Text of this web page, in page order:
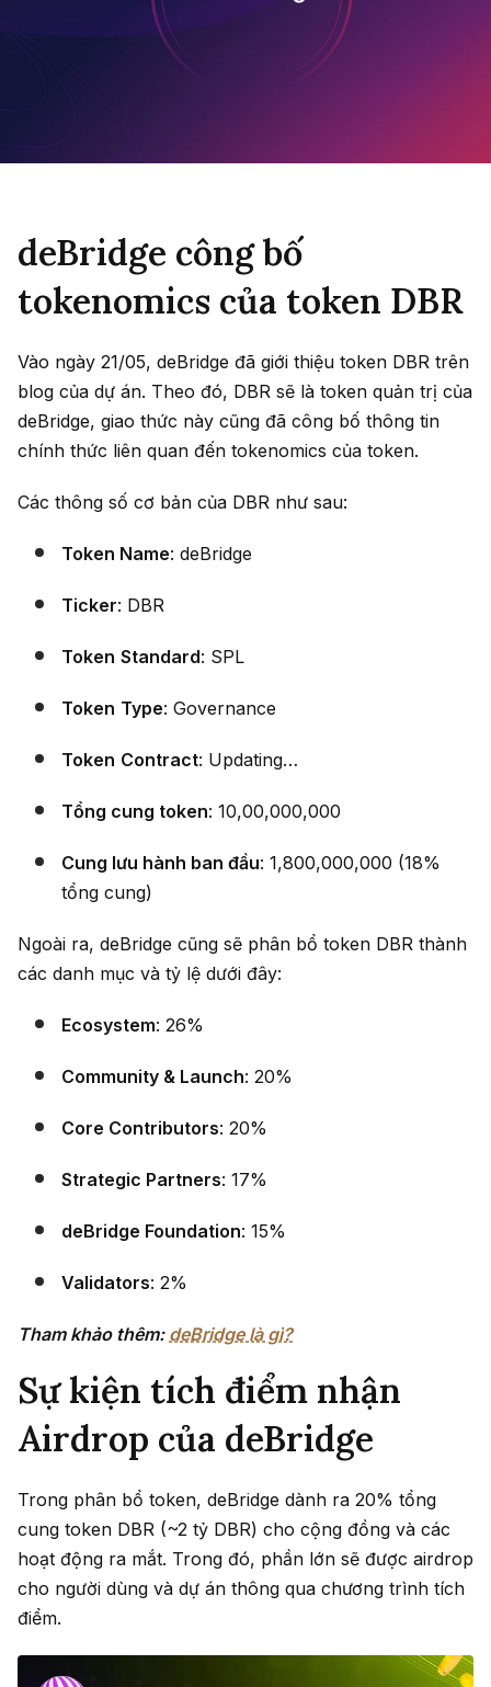
deBridge công bố
tokenomics của token DBR
Vào ngày 21/05, deBridge đã giới thiệu token DBR trên
blog của dự án. Theo đó, DBR sẽ là token quản trị của
deBridge, giao thức này cũng đã công bố thông tin
chính thức liên quan đến tokenomics của token.
Các thông số cơ bản của DBR như sau:
Token Name: deBridge
Ticker: DBR
Token Standard: SPL
Token Type: Governance
Token Contract: Updating…
Tổng cung token: 10,00,000,000
Cung lưu hành ban đầu: 1,800,000,000 (18%
tổng cung)
Ngoài ra, deBridge cũng sẽ phân bổ token DBR thành
các danh mục và tỷ lệ dưới đây:
Ecosystem: 26%
Community & Launch: 20%
Core Contributors: 20%
Strategic Partners: 17%
deBridge Foundation: 15%
Validators: 2%
Tham khảo thêm: deBridge là gì?
Sự kiện tích điểm nhận
Airdrop của deBridge
Trong phân bổ token, deBridge dành ra 20% tổng
cung token DBR (~2 tỷ DBR) cho cộng đồng và các
hoạt động ra mắt. Trong đó, phần lớn sẽ được airdrop
cho người dùng và dự án thông qua chương trình tích
điểm.